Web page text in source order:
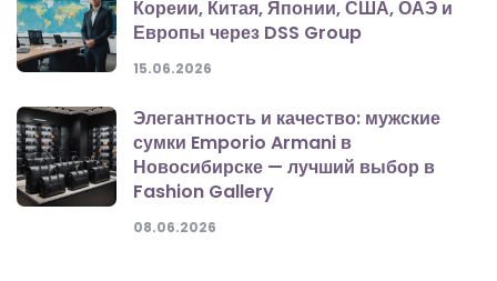
Кореии, Китая, Японии, США, ОАЭ и
Европы через DSS Group
15.06.2026
Элегантность и качество: мужские
сумки Emporio Armani в
Новосибирске — лучший выбор в
Fashion Gallery
08.06.2026